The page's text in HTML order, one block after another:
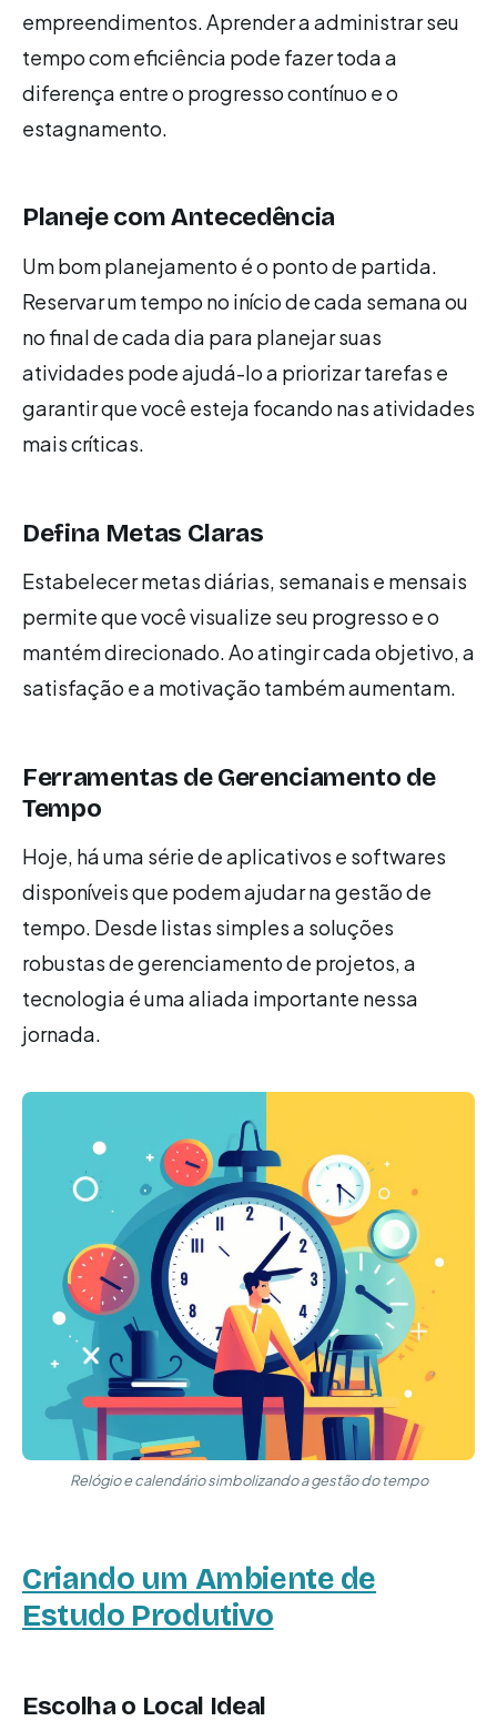
empreendimentos. Aprender a administrar seu
tempo com eficiência pode fazer toda a
diferença entre o progresso contínuo e o
estagnamento.
Planeje com Antecedência
Um bom planejamento é o ponto de partida.
Reservar um tempo no início de cada semana ou
no final de cada dia para planejar suas
atividades pode ajudá-lo a priorizar tarefas e
garantir que você esteja focando nas atividades
mais críticas.
Defina Metas Claras
Estabelecer metas diárias, semanais e mensais
permite que você visualize seu progresso e o
mantém direcionado. Ao atingir cada objetivo, a
satisfação e a motivação também aumentam.
Ferramentas de Gerenciamento de
Tempo
Hoje, há uma série de aplicativos e softwares
disponíveis que podem ajudar na gestão de
tempo. Desde listas simples a soluções
robustas de gerenciamento de projetos, a
tecnologia é uma aliada importante nessa
jornada.
Relógio e calendário simbolizando a gestão do tempo
Criando um Ambiente de
Estudo Produtivo
Escolha o Local Ideal